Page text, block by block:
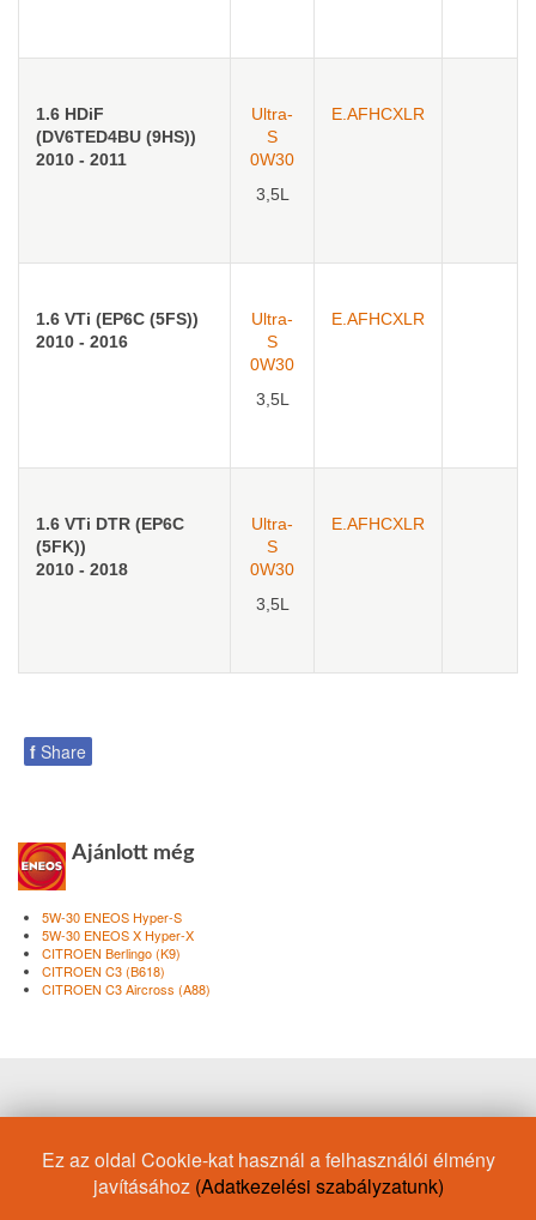
1.6 HDiF
(DV6TED4BU (9HS))
2010 - 2011
Ultra-
S
0W30
3,5L
E.AFHCXLR
1.6 VTi (EP6C (5FS))
2010 - 2016
Ultra-
S
0W30
3,5L
E.AFHCXLR
1.6 VTi DTR (EP6C
(5FK))
2010 - 2018
Ultra-
S
0W30
3,5L
E.AFHCXLR
f Share
Ajánlott még
5W-30 ENEOS Hyper-S
5W-30 ENEOS X Hyper-X
CITROEN Berlingo (K9)
CITROEN C3 (B618)
CITROEN C3 Aircross (A88)
Motorolaj/Porsche
Motorolaj/Audi API SL
10W-30
Motorolaj/Honda
20W-50 ATF API GL-5 Motorolaj/Toyota
Ez az oldal Cookie-kat használ a felhasználói élmény
javításához (Adatkezelési szabályzatunk)